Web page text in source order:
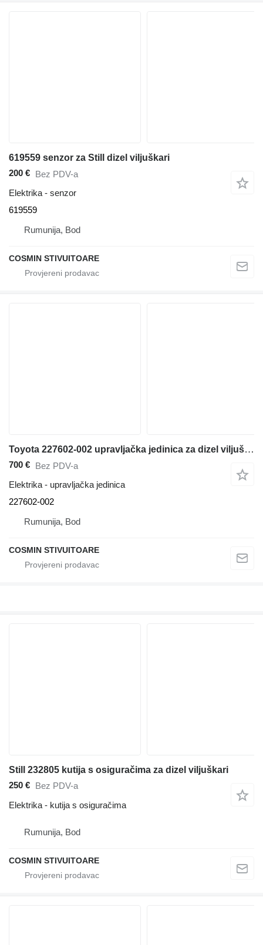
619559 senzor za Still dizel viljuškari
200 € Bez PDV-a
Elektrika - senzor
619559
Rumunija, Bod
COSMIN STIVUITOARE
Toyota 227602-002 upravljačka jedinica za dizel viljuškari
700 € Bez PDV-a
Elektrika - upravljačka jedinica
227602-002
Rumunija, Bod
COSMIN STIVUITOARE
Still 232805 kutija s osiguračima za dizel viljuškari
250 € Bez PDV-a
Elektrika - kutija s osiguračima
Rumunija, Bod
COSMIN STIVUITOARE